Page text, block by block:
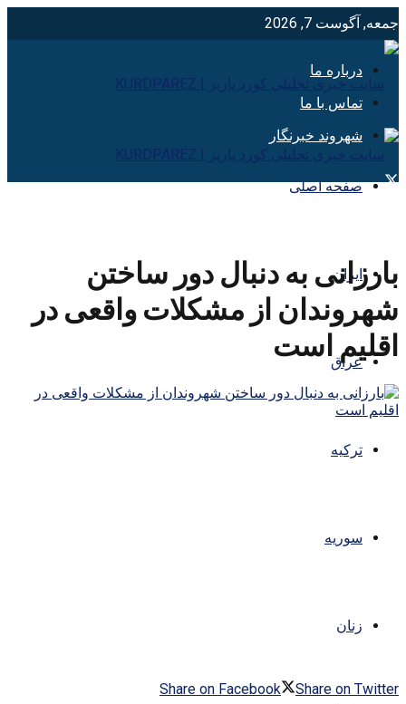
جمعه, آگوست 7, 2026
درباره ما
تماس با ما
شهروند خبرنگار
صفحه اصلی
ایران
عراق
ترکیه
سوریه
زنان
بارزانی به دنبال دور ساختن
شهروندان از مشکلات واقعی در
اقلیم است
Share on Facebook
Share on Twitter